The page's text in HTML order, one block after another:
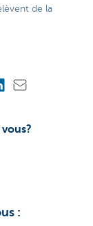
de la
: